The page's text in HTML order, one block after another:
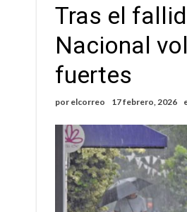
Tras el
Nacional
fuertes
por elcorreo 17 febrero, 2026